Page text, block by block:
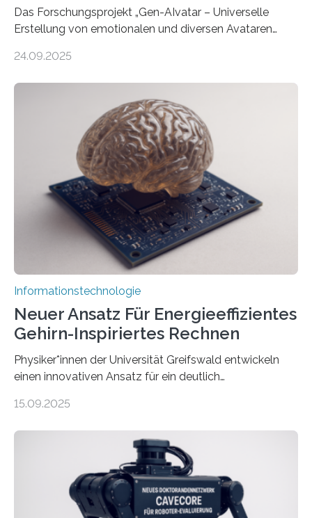
Das Forschungsprojekt „Gen-AIvatar – Universelle
Erstellung von emotionalen und diversen Avataren
Förderung in Höhe von rund 2 Millionen Euro. Dabei
der Universität Bonn und der TH Köln gemeinsam mit
der MindPort GmbH eine neuartige, KI-gestützte
Lösung zur Erzeugung von Emotionen für realistische
Avatare. Gen-AIvatar entwickelt innovative und
kosteneffiziente Methoden, um lebensechte Avatare zu
erstellen. „Besonders wichtig ist uns eine ganzheitliche
Animation, bei der Stimme, Körperbewegung, Gestik
und Mimik im Einklang sind…
24.09.2025
Informationstechnologie
Neuer Ansatz Für Energieeffizientes
Gehirn-Inspiriertes Rechnen
Physiker*innen der Universität Greifswald entwickeln
einen innovativen Ansatz für ein deutlich
Lösungsweg ist inspiriert vom menschlichen Gehirn. Die
stellt die heutige Computertechnik vor
Herausforderungen. Herkömmliche Silizium-
Prozessoren stoßen an ihre Grenzen: Sie verbrauchen
viel Energie, die Speicher- und Verarbeitungseinheiten
sind voneinander getrennt und die Datenübertragung
15.09.2025